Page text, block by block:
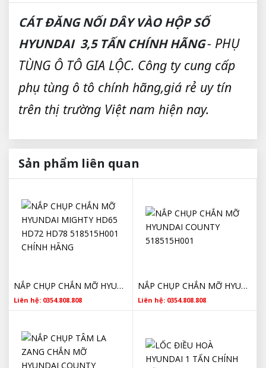
CÁT ĐĂNG NỐI DÂY VÀO HỘP SỐ
HYUNDAI 3,5 TẤN CHÍNH HÃNG- PHỤ
TÙNG Ô TÔ GIA LỘC. Công ty cung cấp
phụ tùng ô tô chính hãng,giá rẻ uy tín
trên thị trường Việt nam hiện nay.
Sản phẩm liên quan
NẮP CHỤP CHẮN MỠ HYUNDAI MIGHTY HD65 HD72 HD78 518515H001 CHÍNH HÃNG
Liên hệ: 0354.808.808
NẮP CHỤP CHẮN MỠ HYUNDAI COUNTY 518515H001
Liên hệ: 0354.808.808